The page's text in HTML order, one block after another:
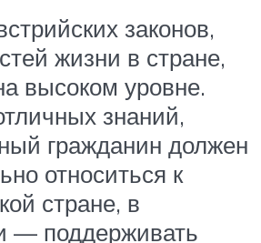
законов,
жизни в стране,
высоком уровне.
знаний,
гражданин должен
относиться к
стране, в
— поддерживать